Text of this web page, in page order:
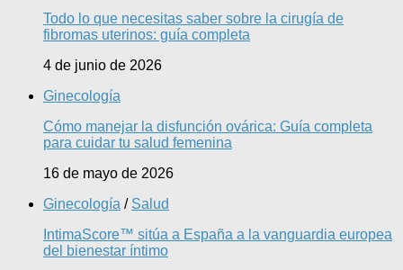
Todo lo que necesitas saber sobre la cirugía de
fibromas uterinos: guía completa
4 de junio de 2026
Ginecología
Cómo manejar la disfunción ovárica: Guía completa
para cuidar tu salud femenina
16 de mayo de 2026
Ginecología / Salud
IntimaScore™ sitúa a España a la vanguardia europea
del bienestar íntimo